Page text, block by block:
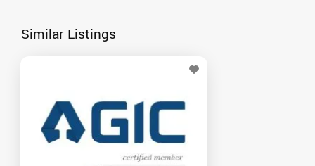
Similar Listings